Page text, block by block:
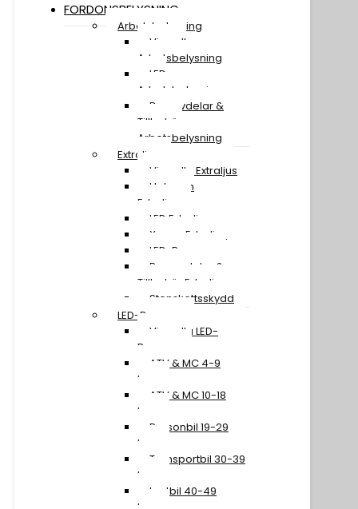
FORDONSBELYSNING
Arbetsbelysning
Visa all
Arbetsbelysning
LED
Arbetsbelysning
Reservdelar &
Tillbehör
Arbetsbelysning
Extraljus
Visa alla Extraljus
Halogen
Extraljus
LED Extraljus
Xenon Extraljus
LED-Ramper
Reservdelar &
Tillbehör Extraljus
Stenskottsskydd
LED-Ramper
Visa alla LED-
Ramper
ATV & MC 4-9
tum
ATV & MC 10-18
tum
Personbil 19-29
tum
Transportbil 30-39
tum
Lastbil 40-49